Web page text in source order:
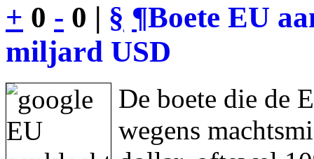
+ 0 - 0 | § ¶Boete EU
miljard USD
De boete die de
wegens